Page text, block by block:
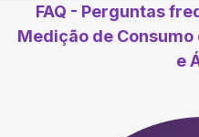
FAQ - Perguntas
Medição de
e